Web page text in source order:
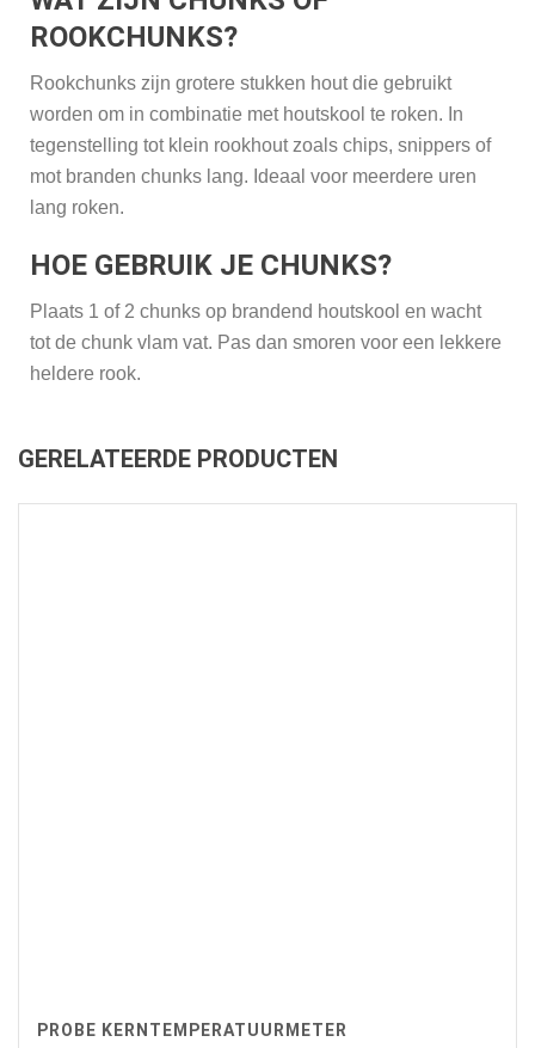
ROOKCHUNKS?
Rookchunks zijn grotere stukken hout die gebruikt
worden om in combinatie met houtskool te roken. In
tegenstelling tot klein rookhout zoals chips, snippers of
mot branden chunks lang. Ideaal voor meerdere uren
lang roken.
HOE GEBRUIK JE CHUNKS?
Plaats 1 of 2 chunks op brandend houtskool en wacht
tot de chunk vlam vat. Pas dan smoren voor een lekkere
heldere rook.
GERELATEERDE PRODUCTEN
PROBE KERNTEMPERATUURMETER